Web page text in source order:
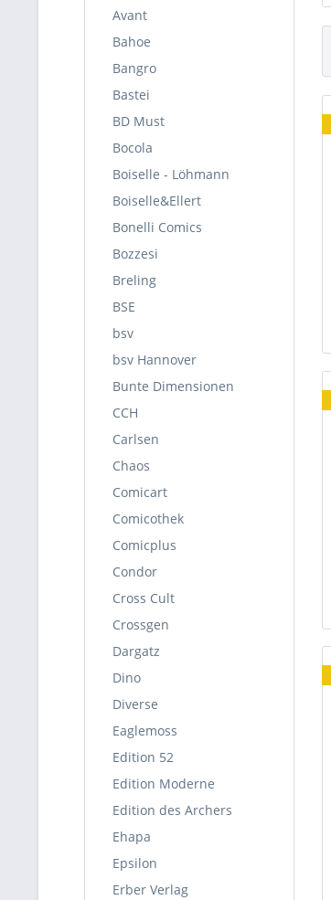
Avant
Bahoe
Bangro
Bastei
BD Must
Bocola
Boiselle - Löhmann
Boiselle&Ellert
Bonelli Comics
Bozzesi
Breling
BSE
bsv
bsv Hannover
Bunte Dimensionen
CCH
Carlsen
Chaos
Comicart
Comicothek
Comicplus
Condor
Cross Cult
Crossgen
Dargatz
Dino
Diverse
Eaglemoss
Edition 52
Edition Moderne
Edition des Archers
Ehapa
Epsilon
Erber Verlag